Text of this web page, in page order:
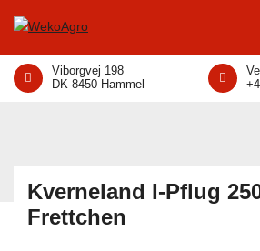
Viborgvej 198
DK-8450 Hammel
Kverneland I-Pflug
Frettchen